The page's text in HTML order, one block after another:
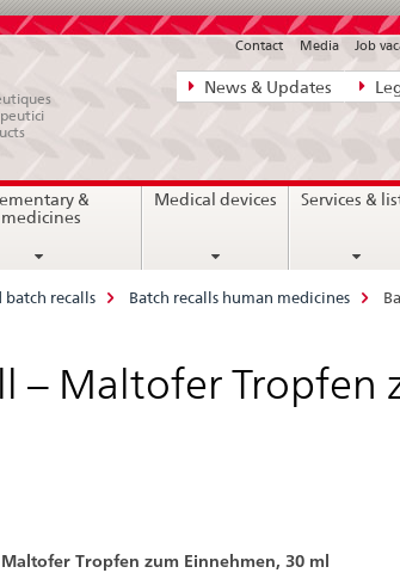
Direct
navigation:
legal
matters,
News & Updates
Contact Media Job
&
Medical devices Services &
batch recalls Batch recalls human medicines
– Maltofer Tropfen
Maltofer Tropfen zum Einnehmen, 30 ml